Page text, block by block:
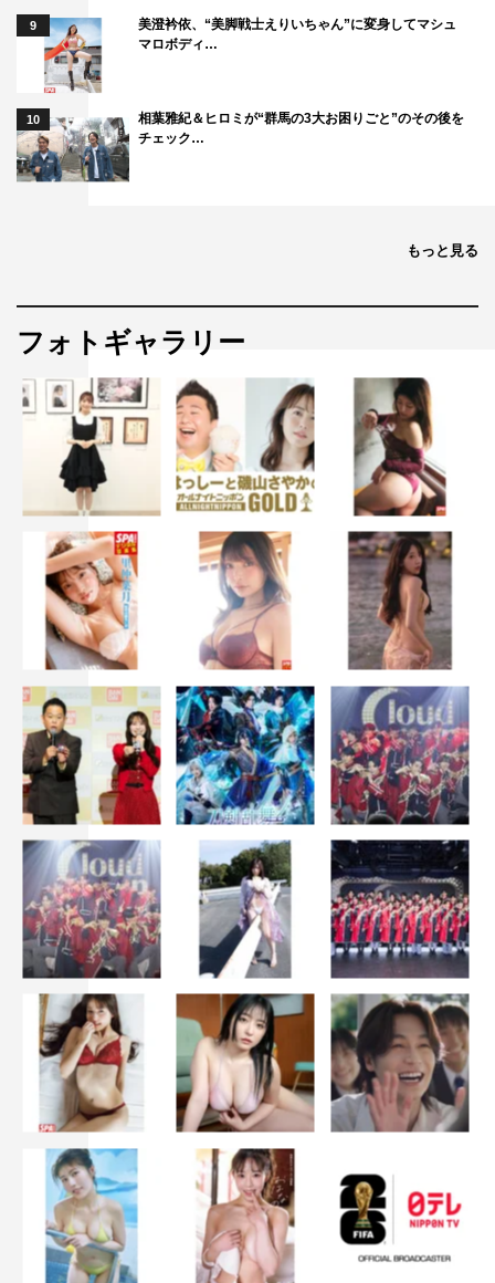
9
美澄衿依、“美脚戦士えりいちゃん”に変身してマシュ
マロボディ…
10
相葉雅紀＆ヒロミが“群馬の3大お困りごと”のその後を
チェック…
もっと見る
フォトギャラリー